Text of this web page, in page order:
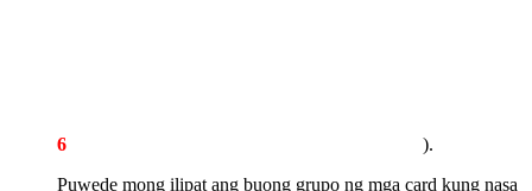
6
).
Puwede mong ilipat ang buong grupo ng mga card kung nasa